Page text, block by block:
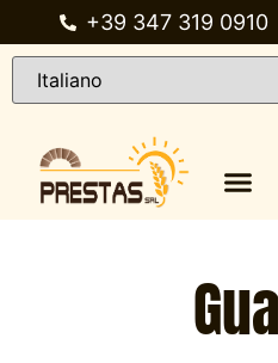
+39 347 319 0910